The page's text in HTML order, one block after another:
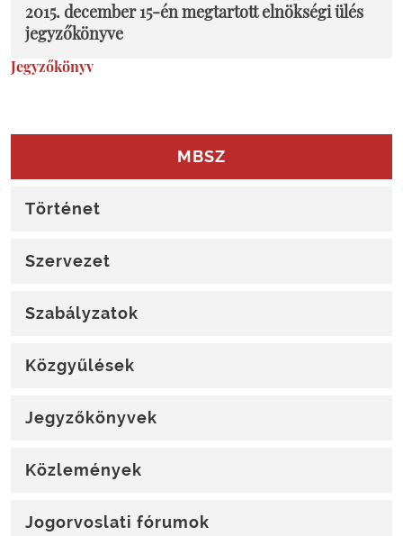
2015. december 15-én megtartott elnökségi ülés
jegyzőkönyve
Jegyzőkönyv
MBSZ
Történet
Szervezet
Szabályzatok
Közgyűlések
Jegyzőkönyvek
Közlemények
Jogorvoslati fórumok